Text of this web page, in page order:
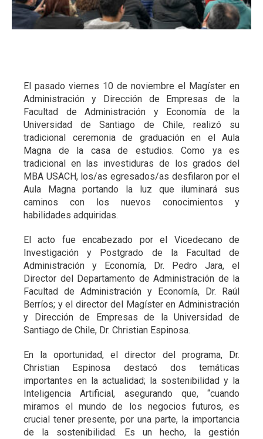
El pasado viernes 10 de noviembre el Magíster en
Administración y Dirección de Empresas de la
Facultad de Administración y Economía de la
Universidad de Santiago de Chile, realizó su
tradicional ceremonia de graduación en el Aula
Magna de la casa de estudios. Como ya es
tradicional en las investiduras de los grados del
MBA USACH, los/as egresados/as desfilaron por el
Aula Magna portando la luz que iluminará sus
caminos con los nuevos conocimientos y
habilidades adquiridas.
El acto fue encabezado por el Vicedecano de
Investigación y Postgrado de la Facultad de
Administración y Economía, Dr. Pedro Jara, el
Director del Departamento de Administración de la
Facultad de Administración y Economía, Dr. Raúl
Berríos; y el director del Magíster en Administración
y Dirección de Empresas de la Universidad de
Santiago de Chile, Dr. Christian Espinosa.
En la oportunidad, el director del programa, Dr.
Christian Espinosa destacó dos temáticas
importantes en la actualidad; la sostenibilidad y la
Inteligencia Artificial, asegurando que, “cuando
miramos el mundo de los negocios futuros, es
crucial tener presente, por una parte, la importancia
de la sostenibilidad. Es un hecho, la gestión